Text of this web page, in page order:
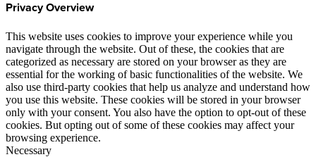
Privacy Overview
This website uses cookies to improve your experience while you
navigate through the website. Out of these, the cookies that are
categorized as necessary are stored on your browser as they are
essential for the working of basic functionalities of the website. We
also use third-party cookies that help us analyze and understand how
you use this website. These cookies will be stored in your browser
only with your consent. You also have the option to opt-out of these
cookies. But opting out of some of these cookies may affect your
browsing experience.
Necessary